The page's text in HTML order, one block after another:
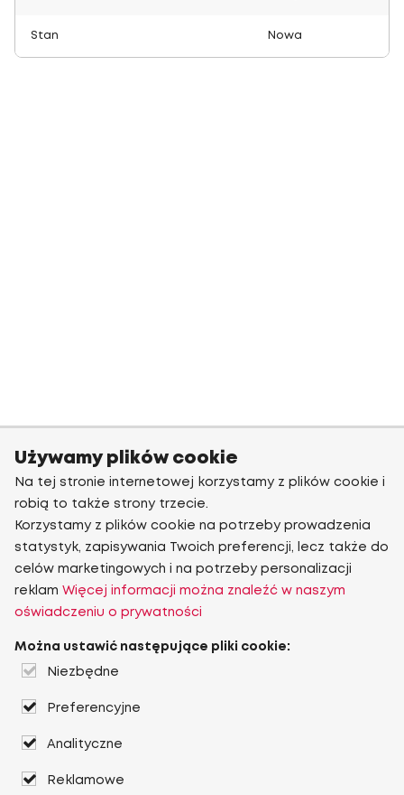
Stan Nowa
Używamy plików cookie
Na tej stronie internetowej korzystamy z plików cookie i
robią to także strony trzecie.
Korzystamy z plików cookie na potrzeby prowadzenia
statystyk, zapisywania Twoich preferencji, lecz także do
celów marketingowych i na potrzeby personalizacji
reklam Więcej informacji można znaleźć w naszym
oświadczeniu o prywatności
Można ustawić następujące pliki cookie:
Niezbędne
Preferencyjne
Analityczne
Reklamowe